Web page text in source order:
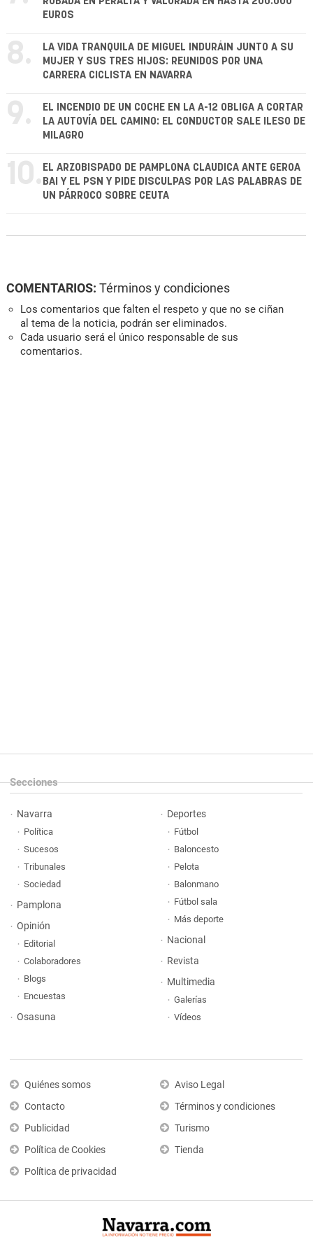
EUROS
8.
LA VIDA TRANQUILA DE MIGUEL INDURÁIN JUNTO A SU
MUJER Y SUS TRES HIJOS: REUNIDOS POR UNA
CARRERA CICLISTA EN NAVARRA
9.
EL INCENDIO DE UN COCHE EN LA A-12 OBLIGA A CORTAR
LA AUTOVÍA DEL CAMINO: EL CONDUCTOR SALE ILESO DE
MILAGRO
10. EL ARZOBISPADO DE PAMPLONA CLAUDICA ANTE GEROA
BAI Y EL PSN Y PIDE DISCULPAS POR LAS PALABRAS DE
UN PÁRROCO SOBRE CEUTA
COMENTARIOS: Términos y condiciones
Los comentarios que falten el respeto y que no se ciñan
al tema de la noticia, podrán ser eliminados.
Cada usuario será el único responsable de sus
comentarios.
Secciones
Navarra
Política
Sucesos
Tribunales
Sociedad
Pamplona
Opinión
Editorial
Colaboradores
Blogs
Encuestas
Osasuna
Deportes
Fútbol
Baloncesto
Pelota
Balonmano
Fútbol sala
Más deporte
Nacional
Revista
Multimedia
Galerías
Vídeos
Quiénes somos
Contacto
Publicidad
Política de Cookies
Política de privacidad
Aviso Legal
Términos y condiciones
Turismo
Tienda